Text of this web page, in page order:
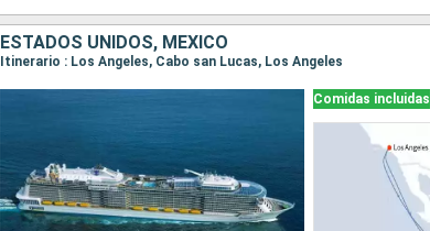
ESTADOS UNIDOS, MÉXICO
Itinerario : Los Angeles, Cabo san Lucas, Los Angeles
Comidas incluidas